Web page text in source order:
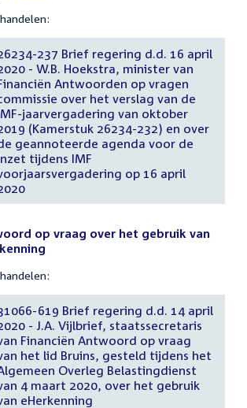
237 Brief regering d.d. 16 april
- W.B. Hoekstra, minister van
Antwoorden op vragen
over het verslag van de
jaarvergadering van oktober
(Kamerstuk 26234-232) en over
geannoteerde agenda voor de
tijdens IMF
op 16 april
op vraag over het gebruik van
619 Brief regering d.d. 14 april
- J.A. Vijlbrief, staatssecretaris
Financiën Antwoord op vraag
het lid Bruins, gesteld tijdens het
Overleg Belastingdienst
4 maart 2020, over het gebruik
eHerkenning